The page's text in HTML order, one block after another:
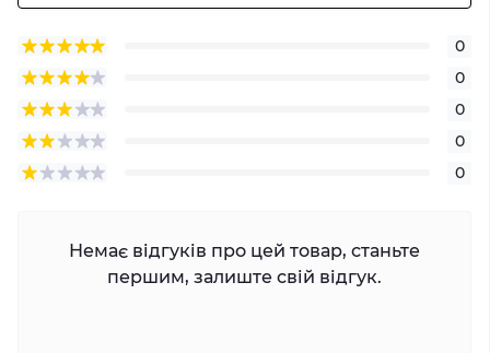
0
0
0
0
0
Немає відгуків про цей товар, станьте
першим, залиште свій відгук.